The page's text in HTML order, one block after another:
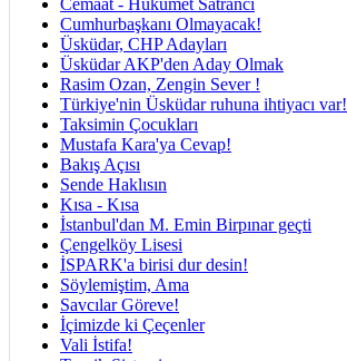
Cemaat - Hükümet Satrancı
Cumhurbaşkanı Olmayacak!
Üsküdar, CHP Adayları
Üsküdar AKP'den Aday Olmak
Rasim Ozan, Zengin Sever !
Türkiye'nin Üsküdar ruhuna ihtiyacı var!
Taksimin Çocukları
Mustafa Kara'ya Cevap!
Bakış Açısı
Sende Haklısın
Kısa - Kısa
İstanbul'dan M. Emin Birpınar geçti
Çengelköy Lisesi
İSPARK'a birisi dur desin!
Söylemiştim, Ama
Savcılar Göreve!
İçimizde ki Çeçenler
Vali İstifa!